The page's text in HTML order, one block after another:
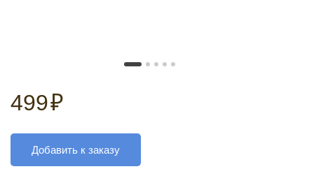
499₽
Добавить к заказу